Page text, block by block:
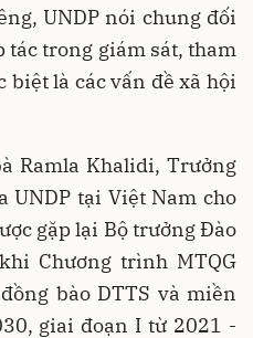
UNDP nói chung đối
trong giám sát, tham
biệt là các vấn đề xã hội
Ramla Khalidi, Trưởng
tại Việt Nam cho
gặp lại Bộ trưởng Đào
Chương trình MTQG
bào DTTS và miền
giai đoạn I từ 2021 -